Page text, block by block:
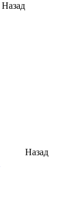
Назад
Назад